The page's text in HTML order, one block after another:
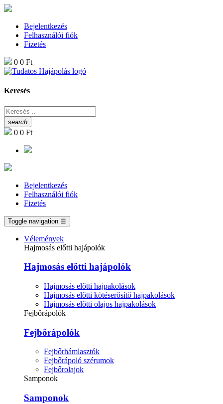
Bejelentkezés
Felhasználói fiók
Fizetés
0 0 Ft
Keresés
search
0 0 Ft
Bejelentkezés
Felhasználói fiók
Fizetés
Toggle navigation ☰
Vélemények
Hajmosás előtti hajápolók
Hajmosás előtti hajápolók
Hajmosás előtti hajpakolások
Hajmosás előtti kötéserősítő hajpakolások
Hajmosás előtti olajos hajpakolások
Fejbőrápolók
Fejbőrápolók
Fejbőrhámlasztók
Fejbőrápoló szérumok
Fejbőrolajok
Samponok
Samponok